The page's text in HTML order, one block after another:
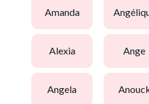
amanda
alexia ange
angela